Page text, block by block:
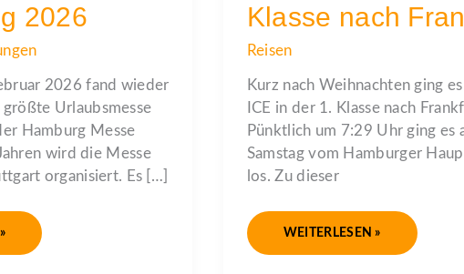
2026
2026 fand wieder
Urlaubsmesse
Hamburg Messe
wird die Messe
organisiert. Es […]
Klasse nach
Reisen
Kurz nach Weihnachten ging
ICE in der 1. Klasse nach
Pünktlich um 7:29 Uhr ging es
Samstag vom Hamburger
los. Zu dieser
NACH
FRANKFURT
WEITERLESEN »